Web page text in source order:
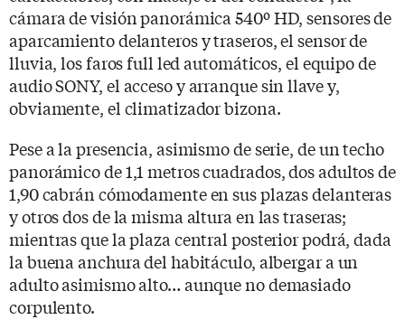
cámara de visión panorámica 540º HD, sensores de
aparcamiento delanteros y traseros, el sensor de
lluvia, los faros full led automáticos, el equipo de
audio SONY, el acceso y arranque sin llave y,
obviamente, el climatizador bizona.
Pese a la presencia, asimismo de serie, de un techo
panorámico de 1,1 metros cuadrados, dos adultos de
1,90 cabrán cómodamente en sus plazas delanteras
y otros dos de la misma altura en las traseras;
mientras que la plaza central posterior podrá, dada
la buena anchura del habitáculo, albergar a un
adulto asimismo alto… aunque no demasiado
corpulento.